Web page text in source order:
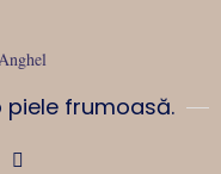
frumoasă.